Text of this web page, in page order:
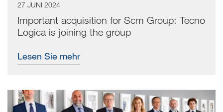
27 JUNI 2024
Important acquisition for Scm Group: Tecno
Logica is joining the group
Lesen Sie mehr